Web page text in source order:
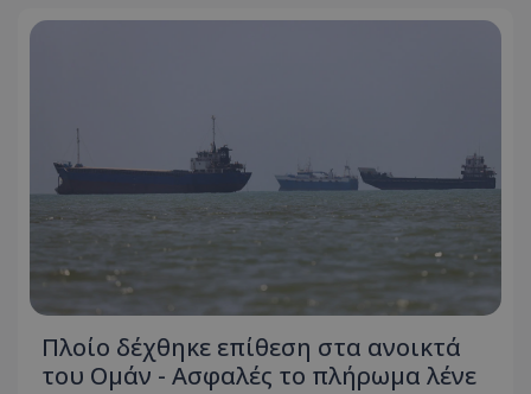
Πλοίο δέχθηκε επίθεση στα ανοικτά
του Ομάν - Ασφαλές το πλήρωμα λένε